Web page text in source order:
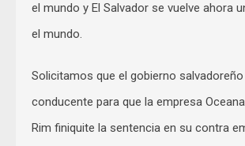
el mundo y El Salvador se vuelve ahora
el mundo.
Solicitamos que el gobierno
conducente para que la empresa
Rim finiquite la sentencia en su contra